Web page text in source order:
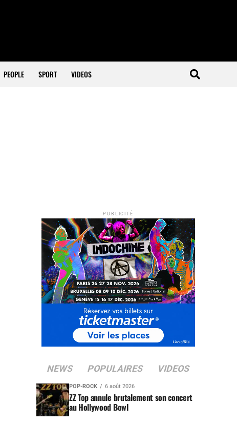
PEOPLE SPORT VIDEOS
PUBLICITÉ
NEWS POPULAIRES VIDEOS
POP-ROCK 6 août 2026
ZZ Top annule brutalement son concert
au Hollywood Bowl